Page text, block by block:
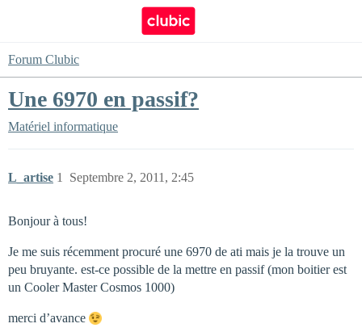
Forum Clubic
Une 6970 en passif?
Matériel informatique
L_artise Septembre 2, 2011, 2:45
1
Bonjour à tous!
Je me suis récemment procuré une 6970 de ati mais je la trouve un
peu bruyante. est-ce possible de la mettre en passif (mon boitier est
un Cooler Master Cosmos 1000)
merci d’avance